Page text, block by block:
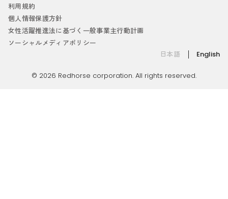
利用規約
個人情報保護方針
女性活躍推進法に基づく一般事業主行動計画
ソーシャルメディアポリシー
日本語
English
© 2026 Redhorse corporation. All rights reserved.